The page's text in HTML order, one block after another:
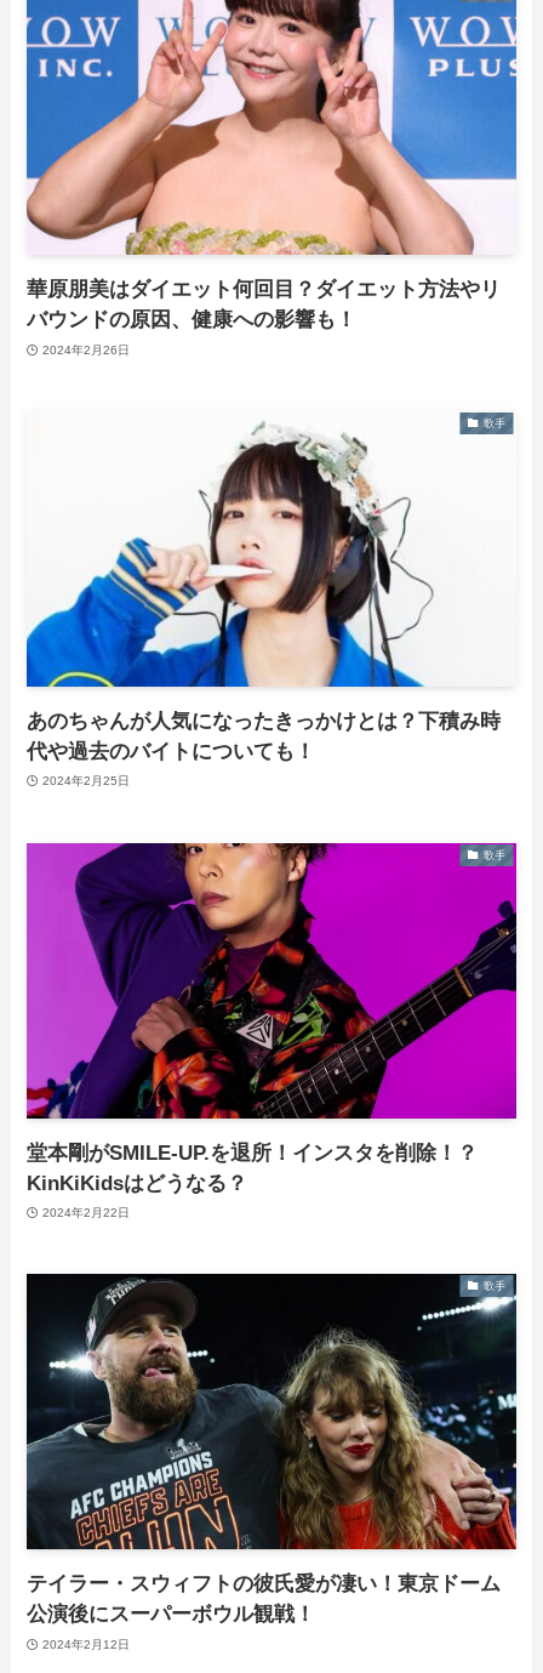
華原朋美はダイエット何回目？ダイエット方法やリ
バウンドの原因、健康への影響も！
2024年2月26日
歌手
あのちゃんが人気になったきっかけとは？下積み時
代や過去のバイトについても！
2024年2月25日
歌手
堂本剛がSMILE-UP.を退所！インスタを削除！？
KinKiKidsはどうなる？
2024年2月22日
歌手
テイラー・スウィフトの彼氏愛が凄い！東京ドーム
公演後にスーパーボウル観戦！
2024年2月12日